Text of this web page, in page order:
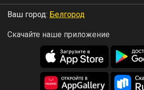
Ваш город: Белгород
Скачайте наше приложение